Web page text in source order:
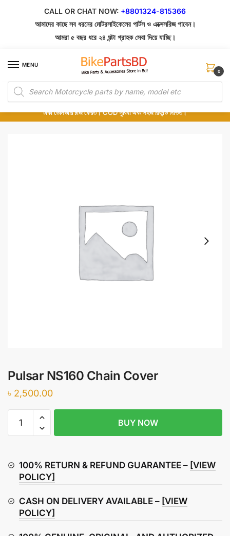
CALL OR CHAT NOW: +8801324-815366
আমাদের কাছে সব ধরনের মোটরসাইকেলের পার্টস ও এক্সেসরিজ পাবেন।
আমরা ৫ বছর ধরে ২৪ ঘন্টা গ্রাহক সেবা দিয়ে যাচ্ছি।
MENU
Products
search
0
১০০% অরিজিনাল পার্টস – শোরুম থেকে সরাসরি সংগ্রহ এবং শুধুমাত্র কুরিয়ার সার্ভিসে ডেলিভারি।
অর্ডার করার পর পার্টের ছবি দেখুন। পছন্দ হলে Cash on Delivery দিন, না হলে ৫ মিনিটে ১৯৯
টাকা ডেলিভারি চার্জ ফেরত। COD সুবিধা এবং সহজ রিফান্ড নিশ্চিত।
Pulsar NS160 Chain Cover
৳ 2,500.00
NS160
quantity
BUY NOW
100% RETURN & REFUND GUARANTEE – [VIEW
POLICY]
CASH ON DELIVERY AVAILABLE – [VIEW
POLICY]